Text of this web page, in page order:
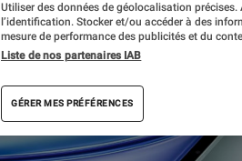
Utiliser des données de géolocalisation
l’identification. Stocker et/ou accéder à des
mesure de performance des publicités et du
Liste de nos partenaires IAB
GÉRER MES PRÉFÉRENCES